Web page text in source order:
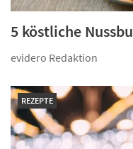
5 köstliche
evidero Redaktion
REZEPTE